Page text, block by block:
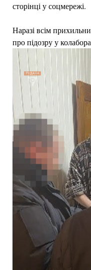
сторінці у соцмережі.
Наразі всім
про підозру у